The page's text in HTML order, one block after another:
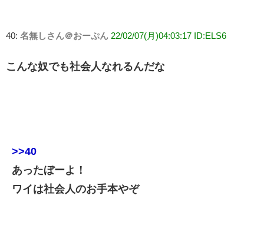
40: 名無しさん＠おーぷん 22/02/07(月)04:03:17 ID:ELS6
こんな奴でも社会人なれるんだな
>>40
あったぼーよ！
ワイは社会人のお手本やぞ